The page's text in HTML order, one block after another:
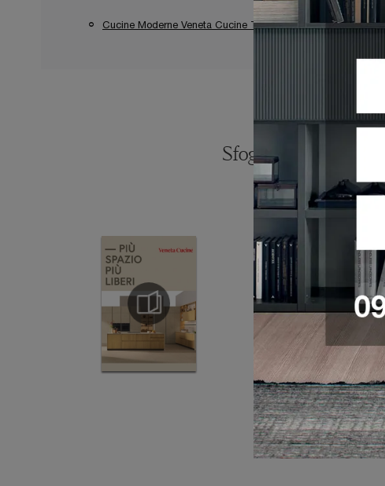
Cucine Moderne Veneta Cucine Terracina
Sfoglia i cataloghi